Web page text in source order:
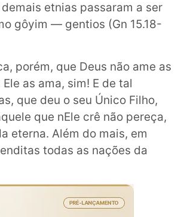
etnias passaram a ser
gôyim — gentios (Gn 15.18-
porém, que Deus não ame as
as ama, sim! E de tal
que deu o seu Único Filho,
que nEle crê não pereça,
eterna. Além do mais, em
todas as nações da